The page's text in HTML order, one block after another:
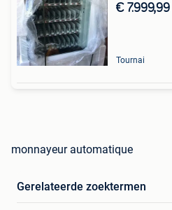
€ 7.999,99
Tournai
monnayeur automatique
Gerelateerde zoektermen